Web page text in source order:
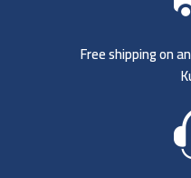
Free shipping on